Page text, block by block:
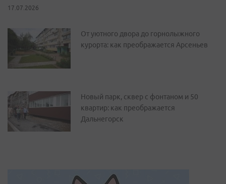
17.07.2026
От уютного двора до горнолыжного
курорта: как преображается Арсеньев
Новый парк, сквер с фонтаном и 50
квартир: как преображается
Дальнегорск